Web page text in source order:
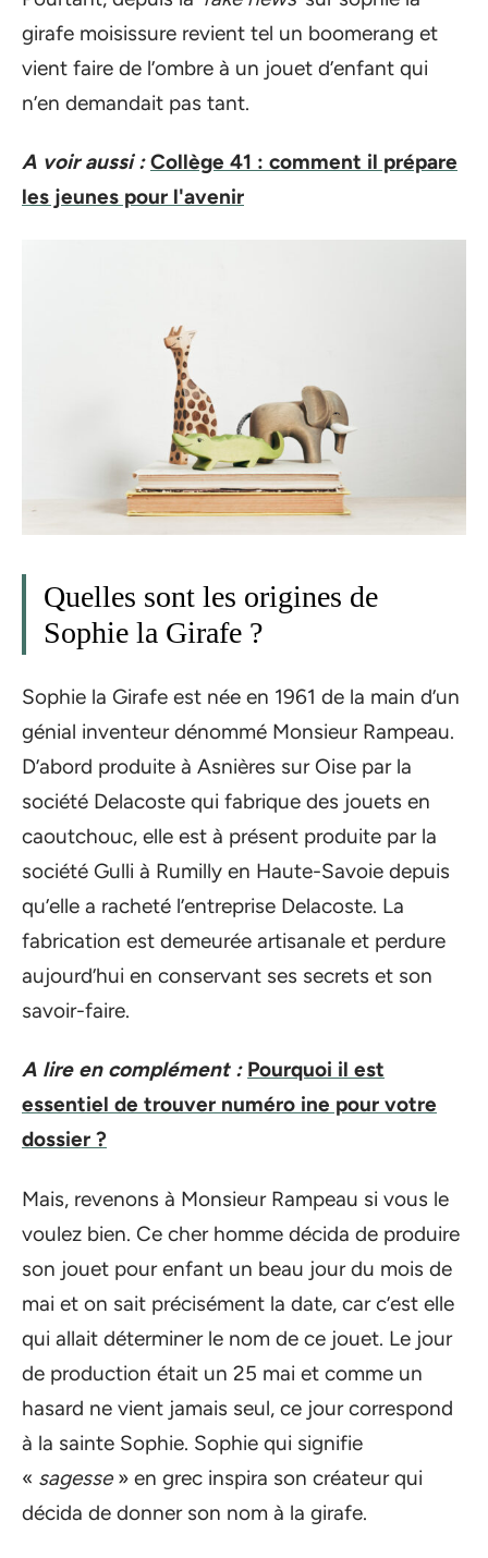
girafe moisissure revient tel un boomerang et
vient faire de l’ombre à un jouet d’enfant qui
n’en demandait pas tant.
A voir aussi : Collège 41 : comment il prépare
les jeunes pour l'avenir
Quelles sont les origines de
Sophie la Girafe ?
Sophie la Girafe est née en 1961 de la main d’un
génial inventeur dénommé Monsieur Rampeau.
D’abord produite à Asnières sur Oise par la
société Delacoste qui fabrique des jouets en
caoutchouc, elle est à présent produite par la
société Gulli à Rumilly en Haute-Savoie depuis
qu’elle a racheté l’entreprise Delacoste. La
fabrication est demeurée artisanale et perdure
aujourd’hui en conservant ses secrets et son
savoir-faire.
A lire en complément : Pourquoi il est
essentiel de trouver numéro ine pour votre
dossier ?
Mais, revenons à Monsieur Rampeau si vous le
voulez bien. Ce cher homme décida de produire
son jouet pour enfant un beau jour du mois de
mai et on sait précisément la date, car c’est elle
qui allait déterminer le nom de ce jouet. Le jour
de production était un 25 mai et comme un
hasard ne vient jamais seul, ce jour correspond
à la sainte Sophie. Sophie qui signifie
« sagesse» en grec inspira son créateur qui
décida de donner son nom à la girafe.